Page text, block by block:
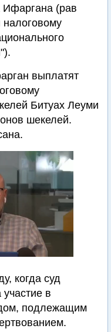
Ифаргана (рав
выплатят
Битуах Леуми
шекелей.
когда суд
в
подлежащим